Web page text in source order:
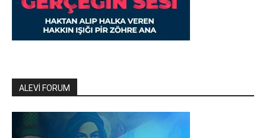
ALEVİ FORUM